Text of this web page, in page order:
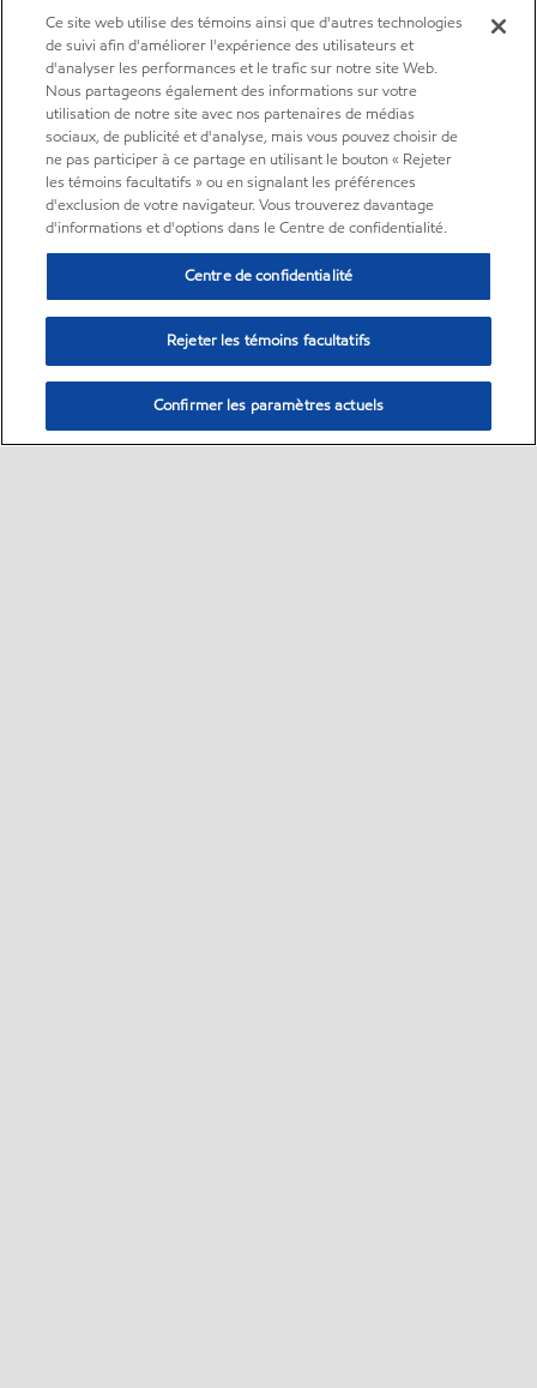
Ce site web utilise des témoins ainsi que d'autres technologies
de suivi afin d'améliorer l'expérience des utilisateurs et
d'analyser les performances et le trafic sur notre site Web.
Nous partageons également des informations sur votre
utilisation de notre site avec nos partenaires de médias
sociaux, de publicité et d'analyse, mais vous pouvez choisir de
ne pas participer à ce partage en utilisant le bouton « Rejeter
les témoins facultatifs » ou en signalant les préférences
d'exclusion de votre navigateur. Vous trouverez davantage
d'informations et d'options dans le Centre de confidentialité.
Centre de confidentialité
Rejeter les témoins facultatifs
Confirmer les paramètres actuels